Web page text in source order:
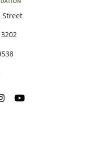
Street